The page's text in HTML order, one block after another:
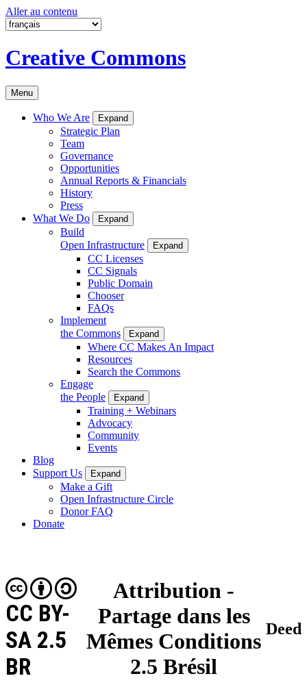
Aller au contenu
Creative Commons
Menu
Who We Are Expand
Strategic Plan
Team
Governance
Opportunities
Annual Reports & Financials
History
Press
What We Do
Expand
Build
Open Infrastructure
Expand
CC Licenses
CC Signals
Public Domain
Chooser
FAQs
Implement
the Commons
Expand
Where CC Makes An Impact
Resources
Search the Commons
Engage
the People
Expand
Training + Webinars
Advocacy
Community
Events
Blog
Support Us
Expand
Make a Gift
Open Infrastructure Circle
Donor FAQ
Donate
Attribution -
Partage dans les
Mêmes Conditions
2.5 Brésil
CC BY-
SA 2.5
BR
Deed